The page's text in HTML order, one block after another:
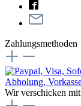
Zahlungsmethoden
Wir verschicken